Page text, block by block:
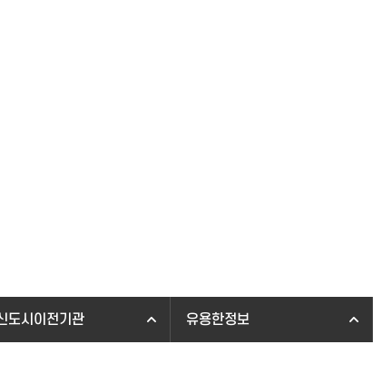
도시이전기관 유용한정보